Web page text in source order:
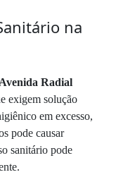
na
Radial
exigem solução
em excesso,
pode causar
sanitário pode